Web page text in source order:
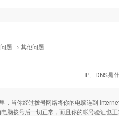
题 → 其他问题
IP、DNS是
，当你经过拨号网络将你的电脑连到
脑拨号后一切正常，而且你的帐号验证也